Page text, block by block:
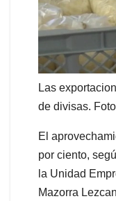
Las
de divisas.
El
por ciento,
la Unidad
Mazorra